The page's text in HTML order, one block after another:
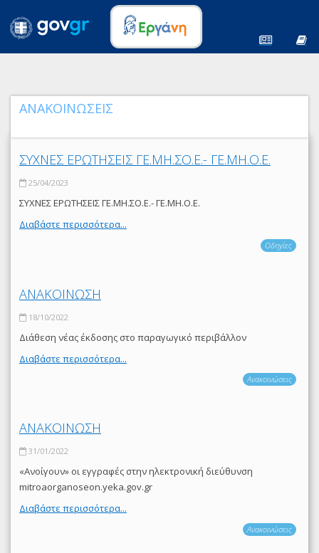
ΑΝΑΚΟΙΝΩΣΕΙΣ
ΣΥΧΝΕΣ ΕΡΩΤΗΣΕΙΣ ΓΕ.ΜΗ.ΣΟ.Ε.- ΓΕ.ΜΗ.Ο.Ε.
25/04/2023
ΣΥΧΝΕΣ ΕΡΩΤΗΣΕΙΣ ΓΕ.ΜΗ.ΣΟ.Ε.- ΓΕ.ΜΗ.Ο.Ε.
Διαβάστε περισσότερα...
Οδηγίες
ΑΝΑΚΟΙΝΩΣΗ
18/10/2022
Διάθεση νέας έκδοσης στο παραγωγικό περιβάλλον
Διαβάστε περισσότερα...
Ανακοινώσεις
ΑΝΑΚΟΙΝΩΣΗ
31/01/2022
«Ανοίγουν» οι εγγραφές στην ηλεκτρονική διεύθυνση
mitroaorganoseon.yeka.gov.gr
Διαβάστε περισσότερα...
Ανακοινώσεις